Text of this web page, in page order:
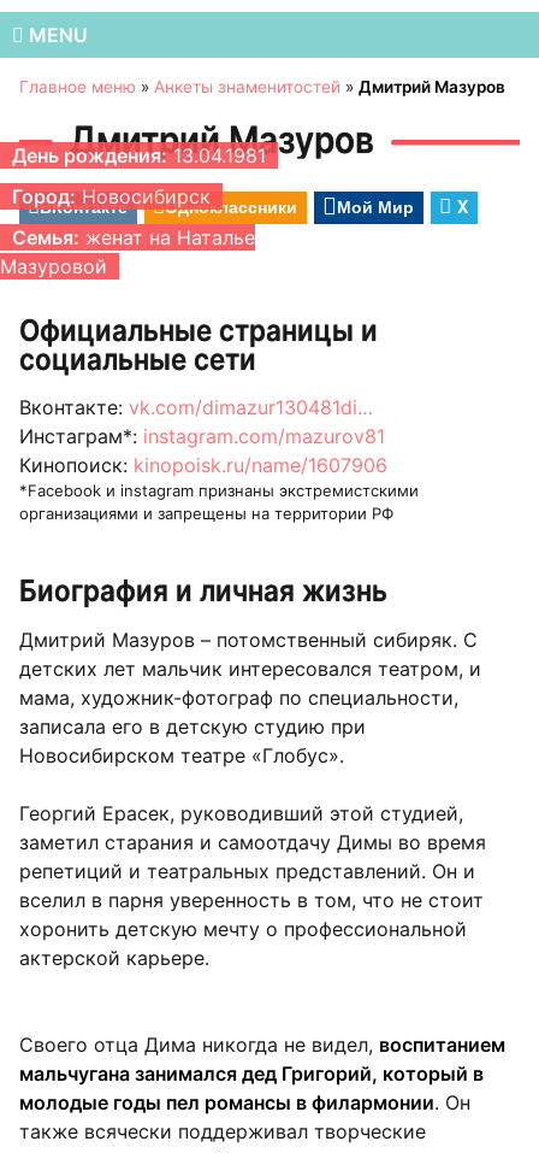
MENU
Главное меню » Анкеты знаменитостей » Дмитрий Мазуров
Дмитрий Мазуров
ВКонтакте Одноклассники Мой Мир X
День рождения:13.04.1981
Город: Новосибирск
Семья: женат на Наталье
Мазуровой
Официальные страницы и
социальные сети
Вконтакте: vk.com/dimazur130481di…
Инстаграм*: instagram.com/mazurov81
Кинопоиск: kinopoisk.ru/name/1607906
*Facebook и instagram признаны экстремистскими
организациями и запрещены на территории РФ
Биография и личная жизнь
Дмитрий Мазуров – потомственный сибиряк. С
детских лет мальчик интересовался театром, и
мама, художник-фотограф по специальности,
записала его в детскую студию при
Новосибирском театре «Глобус».
Георгий Ерасек, руководивший этой студией,
заметил старания и самоотдачу Димы во время
репетиций и театральных представлений. Он и
вселил в парня уверенность в том, что не стоит
хоронить детскую мечту о профессиональной
актерской карьере.
Своего отца Дима никогда не видел, воспитанием
мальчугана занимался дед Григорий, который в
молодые годы пел романсы в филармонии. Он
также всячески поддерживал творческие